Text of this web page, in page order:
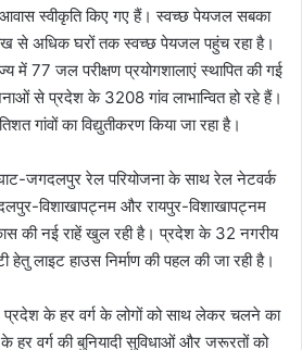
आवास स्वीकृति किए गए हैं। स्वच्छ पेयजल सबका
से अधिक घरों तक स्वच्छ पेयजल पहुंच रहा है।
में 77 जल परीक्षण प्रयोगशालाएं स्थापित की गई
से प्रदेश के 3208 गांव लाभान्वित हो रहे हैं।
गांवों का विद्युतीकरण किया जा रहा है।
जगदलपुर रेल परियोजना के साथ रेल नेटवर्क
विशाखापट्नम और रायपुर-विशाखापट्नम
की नई राहें खुल रही है। प्रदेश के 32 नगरीय
हेतु लाइट हाउस निर्माण की पहल की जा रही है।
प्रदेश के हर वर्ग के लोगों को साथ लेकर चलने का
हर वर्ग की बुनियादी सुविधाओं और जरूरतों को